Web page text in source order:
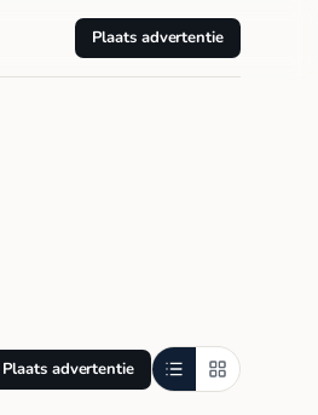
Plaats advertentie
Plaats advertentie